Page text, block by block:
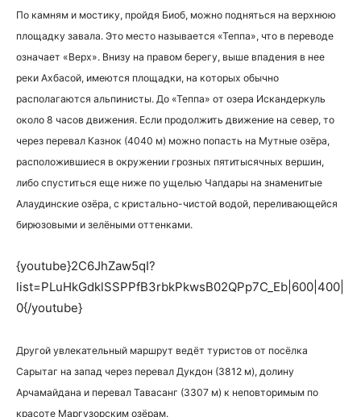
По камням и мостику, пройдя Биоб, можно подняться на верхнюю
площадку завала. Это место называется «Теппа», что в переводе
означает «Верх». Внизу на правом берегу, выше впадения в нее
реки Ахбасой, имеются площадки, на которых обычно
располагаются альпинисты. До «Теппа» от озера Искандеркуль
около 8 часов движения. Если продолжить движение на север, то
через перевал Казнок (4040 м) можно попасть на Мутные озёра,
расположившиеся в окружении грозных пятитысячных вершин,
либо спуститься еще ниже по ущелью Чапдары на знаменитые
Алаудинские озёра, с кристально-чистой водой, переливающейся
бирюзовыми и зелёными оттенками.
{youtube}2C6JhZaw5qI?
list=PLuHkGdklSSPPfB3rbkPkwsB02QPp7C_Eb|600|400|
0{/youtube}
Другой увлекательный маршрут ведёт туристов от посёлка
Сарытаг на запад через перевал Дукдон (3812 м), долину
Арчамайдана и перевал Тавасанг (3307 м) к неповторимым по
красоте Маргузорским озёрам.